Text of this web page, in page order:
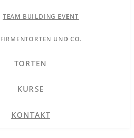
TEAM BUILDING EVENT
FIRMENTORTEN UND CO.
TORTEN
KURSE
KONTAKT